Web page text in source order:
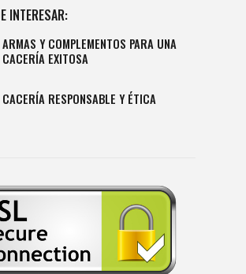
INTERESAR:
ARMAS Y COMPLEMENTOS PARA UNA
CACERÍA EXITOSA
CACERÍA RESPONSABLE Y ÉTICA